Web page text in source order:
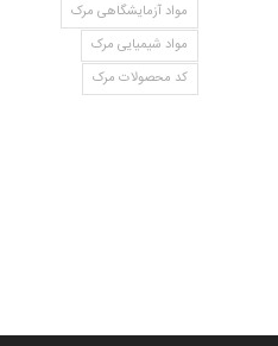
مواد آزمایشگاهی مرک
مواد شیمیایی مرک
کد محصولات مرک